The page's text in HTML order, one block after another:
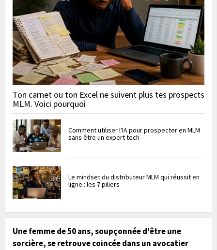
Ton carnet ou ton Excel ne suivent plus tes prospects
MLM. Voici pourquoi
Comment utiliser l'IA pour prospecter en MLM
sans être un expert tech
Le mindset du distributeur MLM qui réussit en
ligne : les 7 piliers
Une femme de 50 ans, soupçonnée d'être une
sorcière, se retrouve coincée dans un avocatier